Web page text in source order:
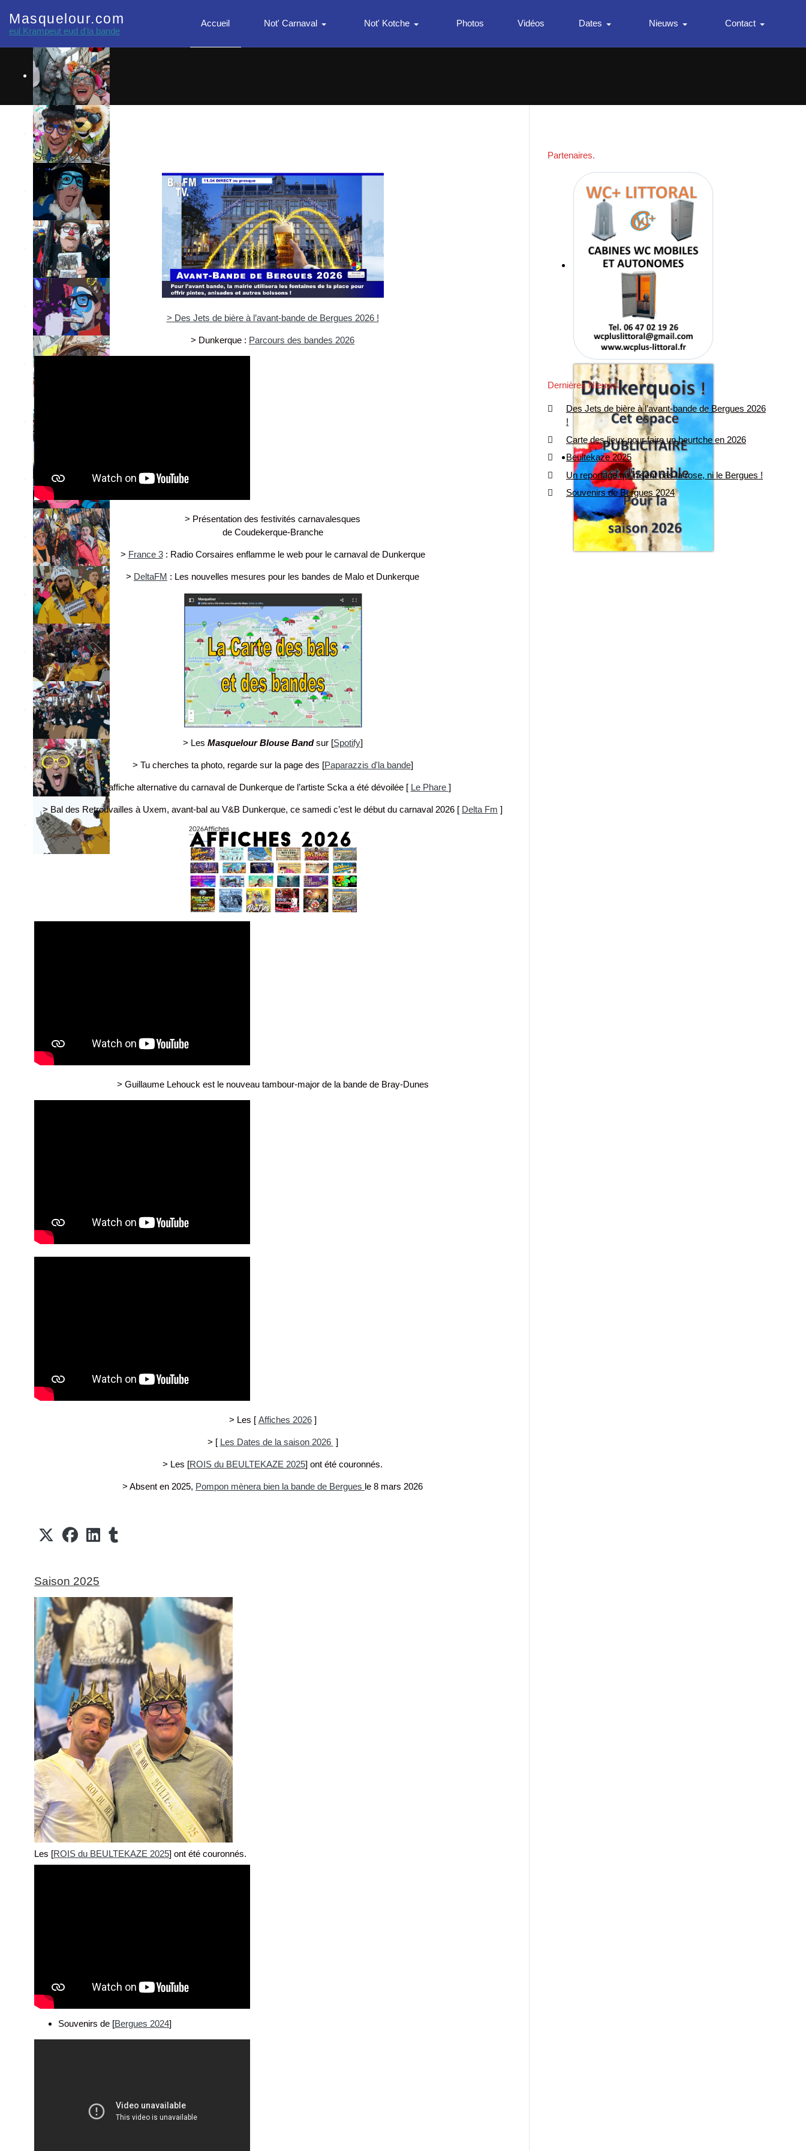
Masquelour.com
eul Krampeut eud d'la bande
Accueil Not' Carnaval Not' Kotche Photos Vidéos Dates Nieuws Contact
Saison 2026
> Des Jets de bière à l’avant-bande de Bergues 2026 !
> Dunkerque : Parcours des bandes 2026
> Présentation des festivités carnavalesques
de Coudekerque-Branche
> France 3: Radio Corsaires enflamme le web pour le carnaval de Dunkerque
> DeltaFM : Les nouvelles mesures pour les bandes de Malo et Dunkerque
> Les Masquelour Blouse Bandsur [Spotify]
> Tu cherches ta photo, regarde sur la page des [Paparazzis d'la bande]
> L’affiche alternative du carnaval de Dunkerque de l’artiste Scka a été dévoilée [ Le Phare ]
> Bal des Retrouvailles à Uxem, avant-bal au V&B Dunkerque, ce samedi c’est le début du carnaval 2026 [ Delta Fm ]
> Guillaume Lehouck est le nouveau tambour-major de la bande de Bray-Dunes
> Les [ Affiches 2026]
> [ Les Dates de la saison 2026 ]
> Les [ROIS du BEULTEKAZE 2025] ont été couronnés.
> Absent en 2025, Pompon mènera bien la bande de Bergues le 8 mars 2026
Saison 2025
Les [ROIS du BEULTEKAZE 2025] ont été couronnés.
Souvenirs de [Bergues 2024]
Partenaires
Dernières Nieuws
Des Jets de bière à l’avant-bande de Bergues 2026
!
Carte des lieux pour faire un beurtche en 2026
Beultekaze 2025
Un reportage qui n'sent pas la rose, ni le Bergues !
Souvenirs de Bergues 2024